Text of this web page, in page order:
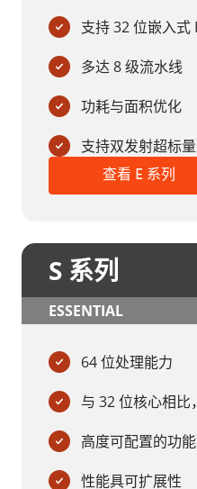
支持 32 位嵌入式
多达 8 级流水线
功耗与面积优化
支持双发射超标
查看 E 系列
S 系列
ESSENTIAL
64 位处理能力
与 32 位核心相比
高度可配置的功
性能具可扩展性